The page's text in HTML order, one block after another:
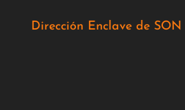
Dirección Enclave de SON